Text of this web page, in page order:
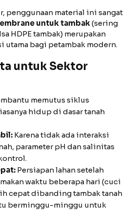
penggunaan material ini sangat
untuk tambak (sering
HDPE tambak) merupakan
utama bagi petambak modern.
untuk Sektor
memutus siklus
hidup di dasar tanah
Karena tidak ada interaksi
parameter pH dan salinitas
Persiapan lahan setelah
waktu beberapa hari (cuci
cepat dibanding tambak tanah
berminggu-minggu untuk